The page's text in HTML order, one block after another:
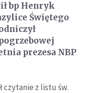
bp Henryk
Świętego
prezesa NBP
czytanie z listu św.